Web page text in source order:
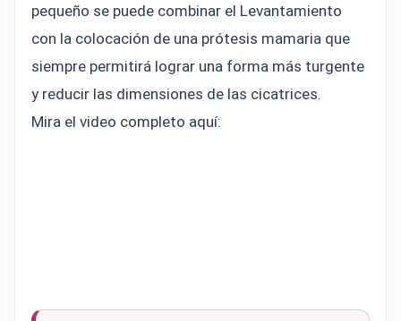
pequeño se puede combinar el Levantamiento
con la colocación de una prótesis mamaria que
siempre permitirá lograr una forma más turgente
y reducir las dimensiones de las cicatrices.
Mira el video completo aquí: